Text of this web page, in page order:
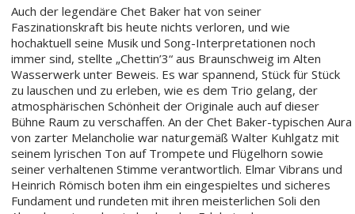
Auch der legendäre Chet Baker hat von seiner
Faszinationskraft bis heute nichts verloren, und wie
hochaktuell seine Musik und Song-Interpretationen noch
immer sind, stellte „Chettin’3“ aus Braunschweig im Alten
Wasserwerk unter Beweis. Es war spannend, Stück für Stück
zu lauschen und zu erleben, wie es dem Trio gelang, der
atmosphärischen Schönheit der Originale auch auf dieser
Bühne Raum zu verschaffen. An der Chet Baker-typischen Aura
von zarter Melancholie war naturgemäß Walter Kuhlgatz mit
seinem lyrischen Ton auf Trompete und Flügelhorn sowie
seiner verhaltenen Stimme verantwortlich. Elmar Vibrans und
Heinrich Römisch boten ihm ein eingespieltes und sicheres
Fundament und rundeten mit ihren meisterlichen Soli den